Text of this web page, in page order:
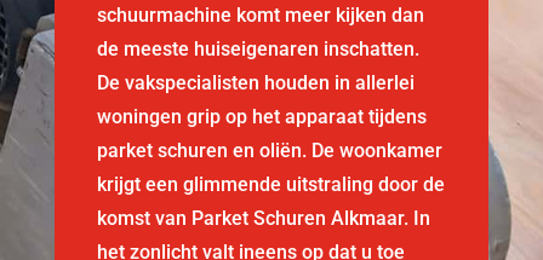
schuurmachine komt meer kijken dan
de meeste huiseigenaren inschatten.
De vakspecialisten houden in allerlei
woningen grip op het apparaat tijdens
parket schuren en oliën. De woonkamer
krijgt een glimmende uitstraling door de
komst van Parket Schuren Alkmaar. In
het zonlicht valt ineens op dat u toe